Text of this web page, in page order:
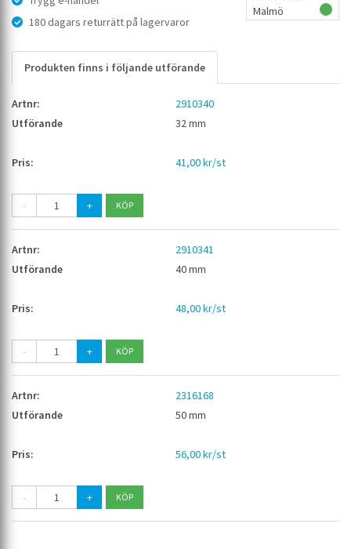
180 dagars returrätt på lagervaror
Malmö
Produkten finns i följande utförande
2910340
32 mm
41,00 kr/st
- +
2910341
40 mm
48,00 kr/st
- +
2316168
50 mm
56,00 kr/st
- +